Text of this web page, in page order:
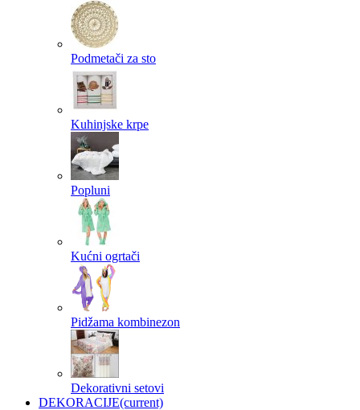
Podmetači za sto
Kuhinjske krpe
Popluni
Kućni ogrtači
Pidžama kombinezon
Dekorativni setovi
DEKORACIJE(current)